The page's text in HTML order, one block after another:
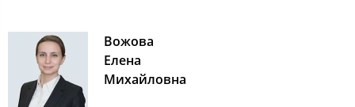
Вожова
Елена
Михайловна